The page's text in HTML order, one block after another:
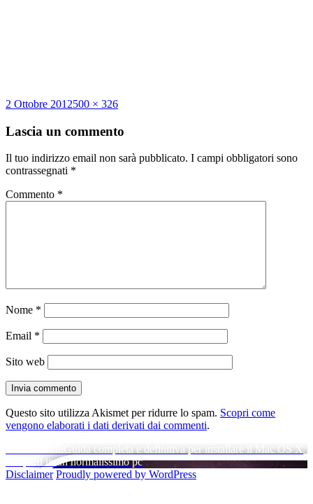
Scritto
2 Ottobre 2012Dimensione
500 × 326
Lascia un commento
Il tuo indirizzo email non sarà pubblicato. I campi obbligatori sono
contrassegnati *
Commento *
Nome *
Email *
Sito web
Questo sito utilizza Akismet per ridurre lo spam. Scopri come
vengono elaborati i dati derivati dai commenti.
Navigazione
articoli
Guida completa e definitiva per installare il Mac OS X
Leopard in un normalissimo pc
Disclaimer Proudly powered by WordPress